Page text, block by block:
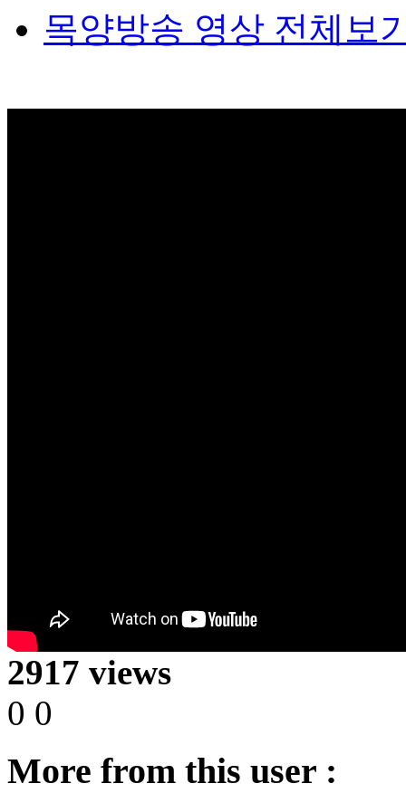
목양방송 영상 전체보
2917 views
0 0
More from this user :